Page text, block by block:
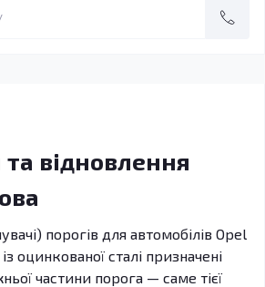
відновлення
порогів для автомобілів Opel
оцинкованої сталі призначені
частини порога — саме тієї